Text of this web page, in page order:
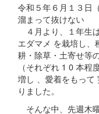
令和５年６月１３日
溜まって抜けない
４月より、１年生
エダマメ を栽培し、
耕・除草・土寄せ等
（それぞれ 1 0 本
増し 、愛着をもって
りました。
そんな中、先週木